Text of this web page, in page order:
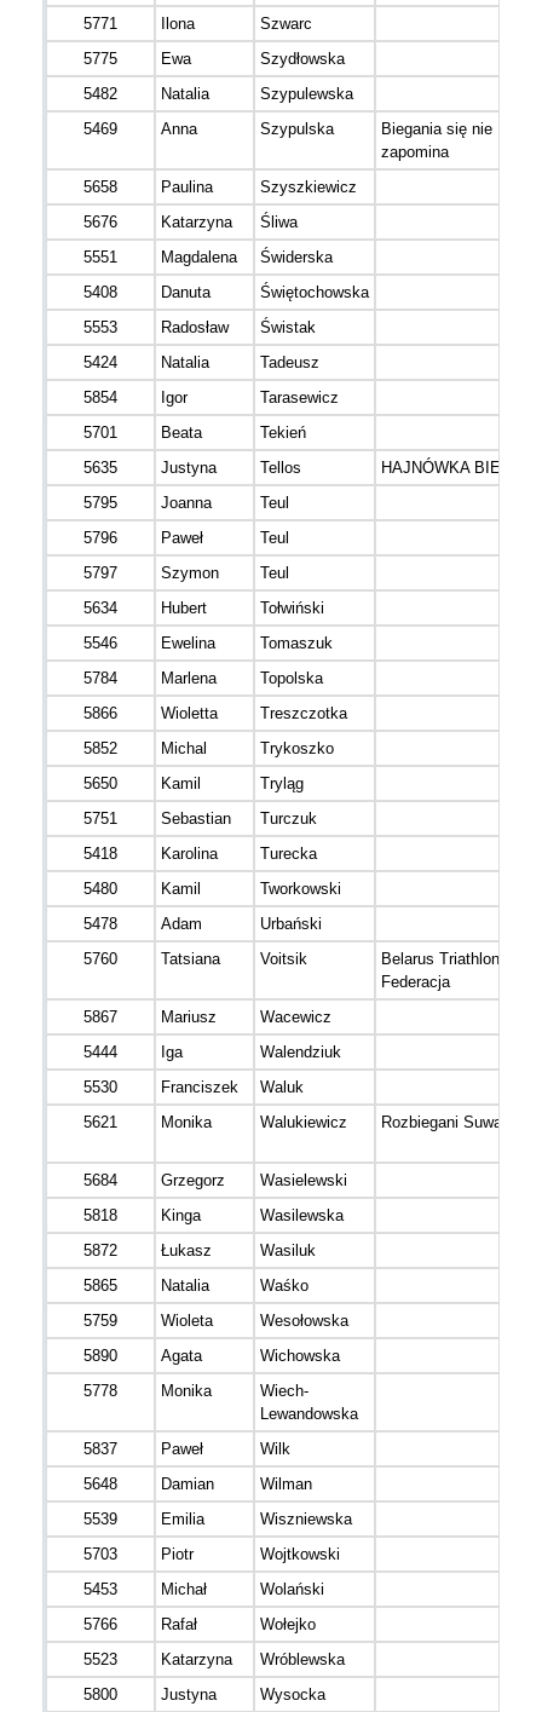
5771
Ilona
Szwarc
5775
Ewa
Szydłowska
5482
Natalia
Szypulewska
5469
Anna Szypulska
Biegania się nie
zapomina
5658
Paulina
Szyszkiewicz
5676
Katarzyna
Śliwa
5551
Magdalena
Świderska
5408
Danuta
Świętochowska
5553
Radosław
Świstak
5424
Natalia
Tadeusz
5854
Igor
Tarasewicz
5701
Beata
Tekień
5635
Justyna Tellos
HAJNÓWKA BIEGA
5795
Joanna
Teul
5796
Paweł
Teul
5797
Szymon
Teul
5634
Hubert
Tołwiński
5546
Ewelina
Tomaszuk
5784
Marlena
Topolska
5866
Wioletta
Treszczotka
5852
Michal
Trykoszko
5650
Kamil
Tryląg
5751
Sebastian
Turczuk
5418
Karolina
Turecka
5480
Kamil
Tworkowski
5478
Adam
Urbański
5760
Tatsiana Voitsik
Belarus Triathlon
Federacja
5867
Mariusz
Wacewicz
5444
Iga
Walendziuk
5530
Franciszek
Waluk
5621
Monika Walukiewicz Rozbiegani Suwałki
5684
Grzegorz
Wasielewski
5818
Kinga
Wasilewska
5872
Łukasz
Wasiluk
5865
Natalia
Waśko
5759
Wioleta Wesołowska
5890
Agata
Wichowska
5778
Monika
Wiech-
Lewandowska
5837
Paweł
Wilk
5648
Damian
Wilman
5539
Emilia
Wiszniewska
5703
Piotr Wojtkowski
5453
Michał
Wolański
5766
Rafał
Wołejko
5523
Katarzyna
Wróblewska
5800
Justyna Wysocka